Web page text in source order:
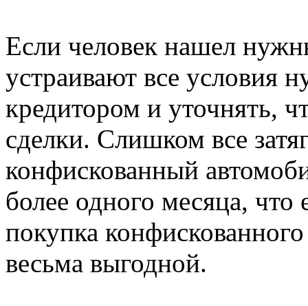
Если человек нашел
устраивают все условия
кредитором и уточнять,
сделки. Слишком все
конфискованный
более одного месяца,
покупка
весьма выгодной.